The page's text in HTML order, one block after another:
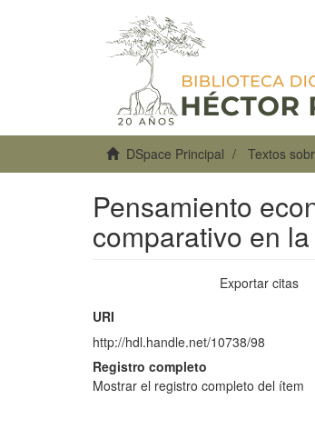
DSpace Principal Textos
Pensamiento
comparativo en
Exportar citas
URI
http://hdl.handle.net/10738/98
Registro completo
Mostrar el registro completo del ítem